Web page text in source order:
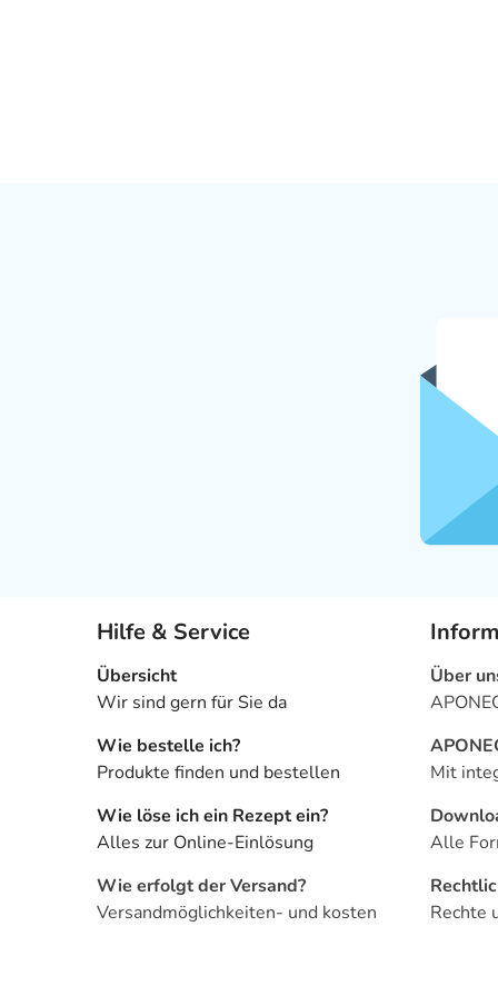
Hilfe & Service
Übersicht
Wir sind gern für Sie da
Wie bestelle ich?
Produkte finden und bestellen
Wie löse ich ein Rezept ein?
Alles zur Online-Einlösung
Wie erfolgt der Versand?
Versandmöglichkeiten- und kosten
Über
Mit
Alle
Rechte